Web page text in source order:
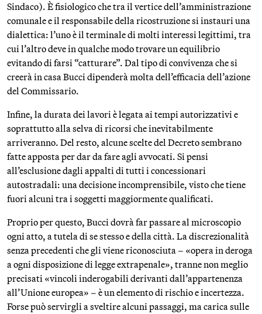
Sindaco). È fisiologico che tra il vertice dell’amministrazione
comunale e il responsabile della ricostruzione si instauri una
dialettica: l’uno è il terminale di molti interessi legittimi, tra
cui l’altro deve in qualche modo trovare un equilibrio
evitando di farsi “catturare”. Dal tipo di convivenza che si
creerà in casa Bucci dipenderà molta dell’efficacia dell’azione
del Commissario.
Infine, la durata dei lavori è legata ai tempi autorizzativi e
soprattutto alla selva di ricorsi che inevitabilmente
arriveranno. Del resto, alcune scelte del Decreto sembrano
fatte apposta per dar da fare agli avvocati. Si pensi
all’esclusione dagli appalti di tutti i concessionari
autostradali: una decisione incomprensibile, visto che tiene
fuori alcuni tra i soggetti maggiormente qualificati.
Proprio per questo, Bucci dovrà far passare al microscopio
ogni atto, a tutela di se stesso e della città. La discrezionalità
senza precedenti che gli viene riconosciuta – «opera in deroga
a ogni disposizione di legge extrapenale», tranne non meglio
precisati «vincoli inderogabili derivanti dall’appartenenza
all’Unione europea» – è un elemento di rischio e incertezza.
Forse può servirgli a sveltire alcuni passaggi, ma carica sulle